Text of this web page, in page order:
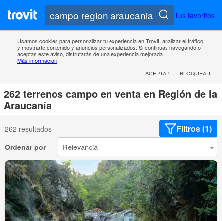
Tus favoritos
Usamos cookies para personalizar tu experiencia en Trovit, analizar el tráfico
y mostrarte contenido y anuncios personalizados. Si continúas navegando o
aceptas este aviso, disfrutarás de una experiencia mejorada.
Más información
ACEPTAR
BLOQUEAR
262 terrenos campo en venta en Región de la
Araucanía
262 resultados Filtros (1)
Ordenar por